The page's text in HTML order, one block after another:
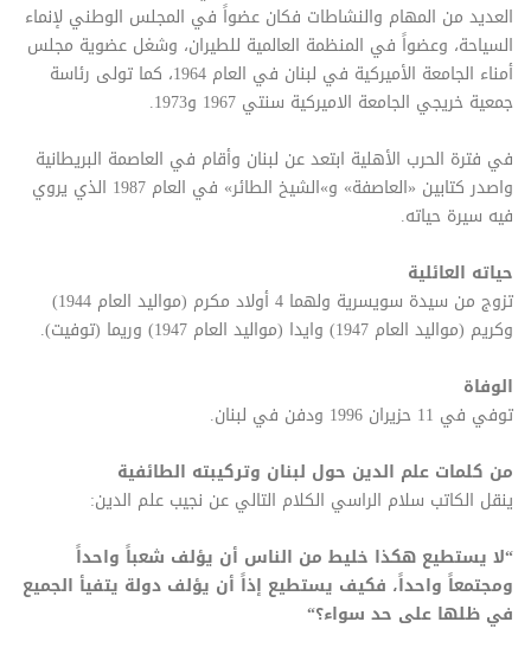
العديد من المهام والنشاطات فكان عضواً في المجلس الوطني لإنماء
السياحة، وعضواً في المنظمة العالمية للطيران، وشغل عضوية مجلس
أمناء الجامعة الأميركية في لبنان في العام 1964، كما تولى رئاسة
جمعية خريجي الجامعة الاميركية سنتي 1967 و1973.
في فترة الحرب الأهلية ابتعد عن لبنان وأقام في العاصمة البريطانية
واصدر كتابين «العاصفة» و»الشيخ الطائر» في العام 1987 الذي يروي
فيه سيرة حياته.
حياته العائلية
تزوج من سيدة سويسرية ولهما 4 أولاد مكرم (مواليد العام 1944)
وكريم (مواليد العام 1947) وايدا (مواليد العام 1947) وريما (توفيت).
الوفاة
توفي في 11 حزيران 1996 ودفن في لبنان.
من كلمات علم الدين حول لبنان وتركيبته الطائفية
ينقل الكاتب سلام الراسي الكلام التالي عن نجيب علم الدين:
“لا يستطيع هكذا خليط من الناس أن يؤلف شعباً واحداً
ومجتمعاً واحداً، فكيف يستطيع إذاً أن يؤلف دولة يتفيأ الجميع
في ظلها على حد سواء؟“